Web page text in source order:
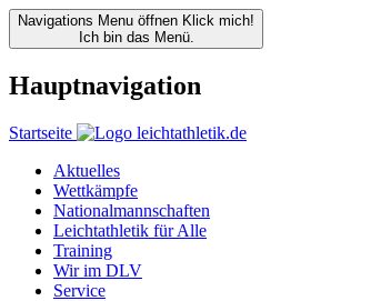
Navigations Menu öffnen Klick mich!
Ich bin das Menü.
Hauptnavigation
Startseite
Aktuelles
Wettkämpfe
Nationalmannschaften
Leichtathletik für Alle
Training
Wir im DLV
Service